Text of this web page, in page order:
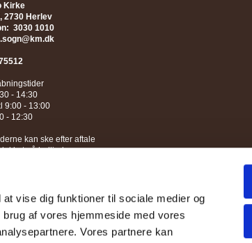
vise dig funktioner til sociale medier og
af vores hjemmeside med vores
Vores partnere kan
Kirke
2730 Herlev
3030 1010
- 14:30
9:00 - 13:00
- 12:30
kan ske efter aftale
på helligdage